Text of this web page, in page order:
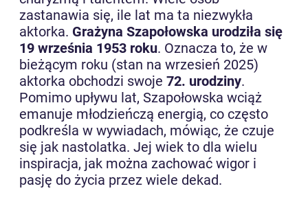
zastanawia się, ile lat ma ta niezwykła
aktorka. Grażyna Szapołowska urodziła się
19 września 1953 roku. Oznacza to, że w
bieżącym roku (stan na wrzesień 2025)
aktorka obchodzi swoje 72. urodziny.
Pomimo upływu lat, Szapołowska wciąż
emanuje młodzieńczą energią, co często
podkreśla w wywiadach, mówiąc, że czuje
się jak nastolatka. Jej wiek to dla wielu
inspiracja, jak można zachować wigor i
pasję do życia przez wiele dekad.